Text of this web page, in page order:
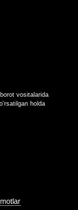
vositalarida
holda